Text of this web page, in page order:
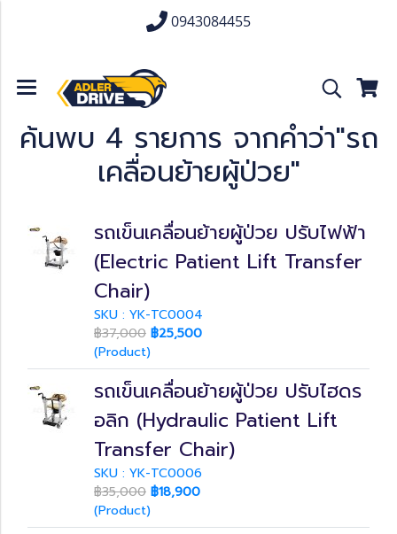
0943084455
ค้นพบ 4 รายการ จากคำว่า"รถ
เคลื่อนย้ายผู้ป่วย"
รถเข็นเคลื่อนย้ายผู้ป่วย ปรับไฟฟ้า
(Electric Patient Lift Transfer
Chair)
SKU : YK-TC0004
฿37,000 ฿25,500
(Product)
รถเข็นเคลื่อนย้ายผู้ป่วย ปรับไฮดร
อลิก (Hydraulic Patient Lift
Transfer Chair)
SKU : YK-TC0006
฿35,000 ฿18,900
(Product)